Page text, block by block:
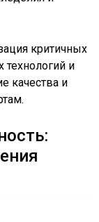
критичных
и
качества и